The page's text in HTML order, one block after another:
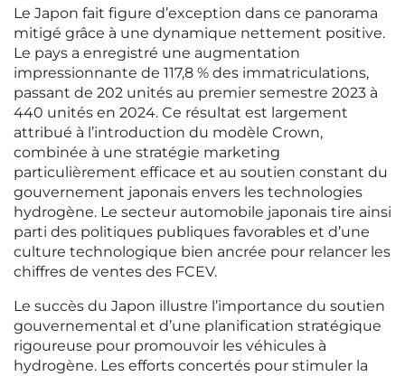
Le Japon fait figure d’exception dans ce panorama
mitigé grâce à une dynamique nettement positive.
Le pays a enregistré une augmentation
impressionnante de 117,8 % des immatriculations,
passant de 202 unités au premier semestre 2023 à
440 unités en 2024. Ce résultat est largement
attribué à l’introduction du modèle Crown,
combinée à une stratégie marketing
particulièrement efficace et au soutien constant du
gouvernement japonais envers les technologies
hydrogène. Le secteur automobile japonais tire ainsi
parti des politiques publiques favorables et d’une
culture technologique bien ancrée pour relancer les
chiffres de ventes des FCEV.
Le succès du Japon illustre l’importance du soutien
gouvernemental et d’une planification stratégique
rigoureuse pour promouvoir les véhicules à
hydrogène. Les efforts concertés pour stimuler la